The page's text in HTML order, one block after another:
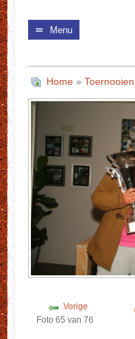
Menu
Home» Toernooien
Vorige
Foto 65 van 76